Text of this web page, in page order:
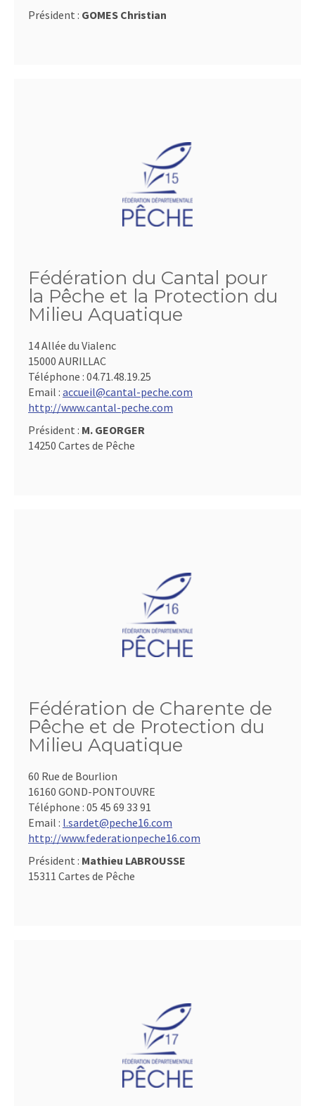
Président : GOMES Christian
Fédération du Cantal pour
la Pêche et la Protection du
Milieu Aquatique
14 Allée du Vialenc
15000 AURILLAC
Téléphone : 04.71.48.19.25
Email : accueil@cantal-peche.com
http://www.cantal-peche.com
Président : M. GEORGER
14250 Cartes de Pêche
Fédération de Charente de
Pêche et de Protection du
Milieu Aquatique
60 Rue de Bourlion
16160 GOND-PONTOUVRE
Téléphone : 05 45 69 33 91
Email : l.sardet@peche16.com
http://www.federationpeche16.com
Président : Mathieu LABROUSSE
15311 Cartes de Pêche